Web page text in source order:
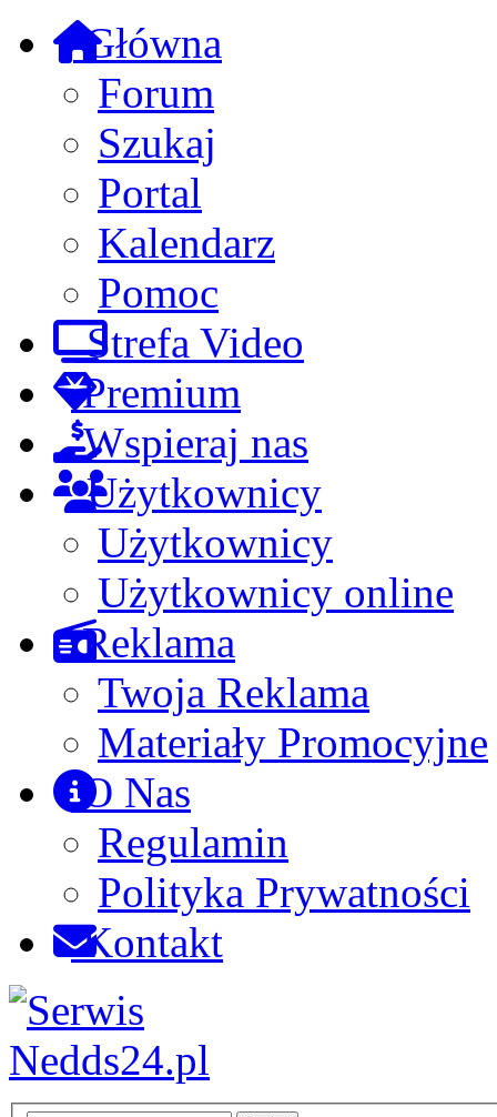
Główna
Forum
Szukaj
Portal
Kalendarz
Pomoc
Strefa Video
Premium
Wspieraj nas
Użytkownicy
Użytkownicy
Użytkownicy online
Reklama
Twoja Reklama
Materiały Promocyjne
O Nas
Regulamin
Polityka Prywatności
Kontakt